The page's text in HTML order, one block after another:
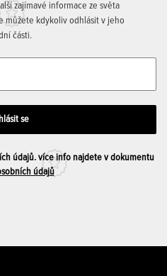
zajímavé informace ze světa
můžete kdykoliv odhlásit v jeho
části.
údajů. více info najdete v dokumentu
údajů